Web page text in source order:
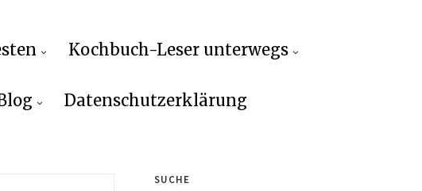
Kochbuch-Leser unterwegs
Datenschutzerklärung
SUCHE